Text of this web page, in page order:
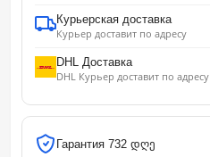
Курьерская доставка
Курьер доставит по адресу
DHL Доставка
DHL Курьер доставит по адресу
Гарантия 732 დღე